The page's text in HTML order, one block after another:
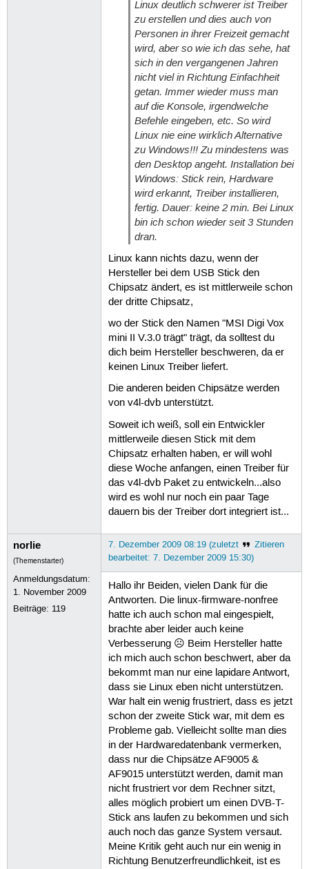
Linux deutlich schwerer ist Treiber
zu erstellen und dies auch von
Personen in ihrer Freizeit gemacht
wird, aber so wie ich das sehe, hat
sich in den vergangenen Jahren
nicht viel in Richtung Einfachheit
getan. Immer wieder muss man
auf die Konsole, irgendwelche
Befehle eingeben, etc. So wird
Linux nie eine wirklich Alternative
zu Windows!!! Zu mindestens was
den Desktop angeht. Installation bei
Windows: Stick rein, Hardware
wird erkannt, Treiber installieren,
fertig. Dauer: keine 2 min. Bei Linux
bin ich schon wieder seit 3 Stunden
dran.
Linux kann nichts dazu, wenn der
Hersteller bei dem USB Stick den
Chipsatz ändert, es ist mittlerweile schon
der dritte Chipsatz,
wo der Stick den Namen "MSI Digi Vox
mini II V.3.0 trägt" trägt, da solltest du
dich beim Hersteller beschweren, da er
keinen Linux Treiber liefert.
Die anderen beiden Chipsätze werden
von v4l-dvb unterstützt.
Soweit ich weiß, soll ein Entwickler
mittlerweile diesen Stick mit dem
Chipsatz erhalten haben, er will wohl
diese Woche anfangen, einen Treiber für
das v4l-dvb Paket zu entwickeln...also
wird es wohl nur noch ein paar Tage
dauern bis der Treiber dort integriert ist...
norlie
(Themenstarter)
Anmeldungsdatum:
1. November 2009
Beiträge: 119
Zitieren
7. Dezember 2009 08:19 (zuletzt
bearbeitet: 7. Dezember 2009 15:30)
Hallo ihr Beiden, vielen Dank für die
Antworten. Die linux-firmware-nonfree
hatte ich auch schon mal eingespielt,
brachte aber leider auch keine
Verbesserung ☹ Beim Hersteller hatte
ich mich auch schon beschwert, aber da
bekommt man nur eine lapidare Antwort,
dass sie Linux eben nicht unterstützen.
War halt ein wenig frustriert, dass es jetzt
schon der zweite Stick war, mit dem es
Probleme gab. Vielleicht sollte man dies
in der Hardwaredatenbank vermerken,
dass nur die Chipsätze AF9005 &
AF9015 unterstützt werden, damit man
nicht frustriert vor dem Rechner sitzt,
alles möglich probiert um einen DVB-T-
Stick ans laufen zu bekommen und sich
auch noch das ganze System versaut.
Meine Kritik geht auch nur ein wenig in
Richtung Benutzerfreundlichkeit, ist es